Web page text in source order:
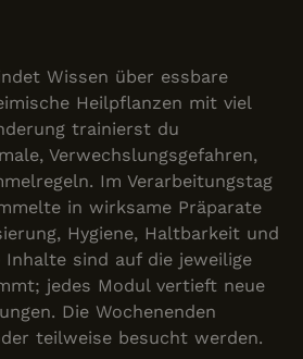
Wissen über essbare
Heilpflanzen mit viel
trainierst du
Verwechslungsgefahren,
Im Verarbeitungstag
in wirksame Präparate
Hygiene, Haltbarkeit und
Inhalte sind auf die jeweilige
jedes Modul vertieft neue
Die Wochenenden
teilweise besucht werden.